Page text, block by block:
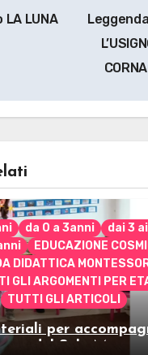
LUNA
da 0 a 3anni
dai 3
EDUCAZIONE
DIDATTICA
GLI ARGOMENTI PER
TUTTI GLI ARTICOLI
per
del Sole